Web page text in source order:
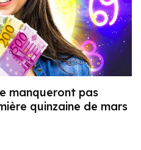
manqueront pas
quinzaine de mars